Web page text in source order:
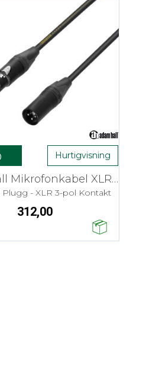
Hurtigvisning
Adam Hall Mikrofonkabel XLR - 3,0 m
Plugg - XLR 3-pol Kontakt
312,00